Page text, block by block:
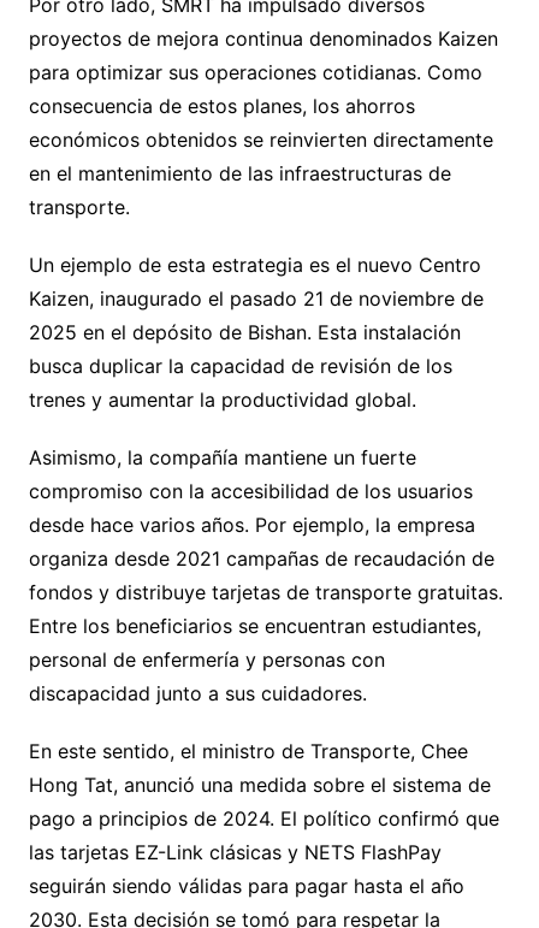
proyectos de mejora continua denominados Kaizen
para optimizar sus operaciones cotidianas. Como
consecuencia de estos planes, los ahorros
económicos obtenidos se reinvierten directamente
en el mantenimiento de las infraestructuras de
transporte.
Un ejemplo de esta estrategia es el nuevo Centro
Kaizen, inaugurado el pasado 21 de noviembre de
2025 en el depósito de Bishan. Esta instalación
busca duplicar la capacidad de revisión de los
trenes y aumentar la productividad global.
Asimismo, la compañía mantiene un fuerte
compromiso con la accesibilidad de los usuarios
desde hace varios años. Por ejemplo, la empresa
organiza desde 2021 campañas de recaudación de
fondos y distribuye tarjetas de transporte gratuitas.
Entre los beneficiarios se encuentran estudiantes,
personal de enfermería y personas con
discapacidad junto a sus cuidadores.
En este sentido, el ministro de Transporte, Chee
Hong Tat, anunció una medida sobre el sistema de
pago a principios de 2024. El político confirmó que
las tarjetas EZ-Link clásicas y NETS FlashPay
seguirán siendo válidas para pagar hasta el año
2030. Esta decisión se tomó para respetar la